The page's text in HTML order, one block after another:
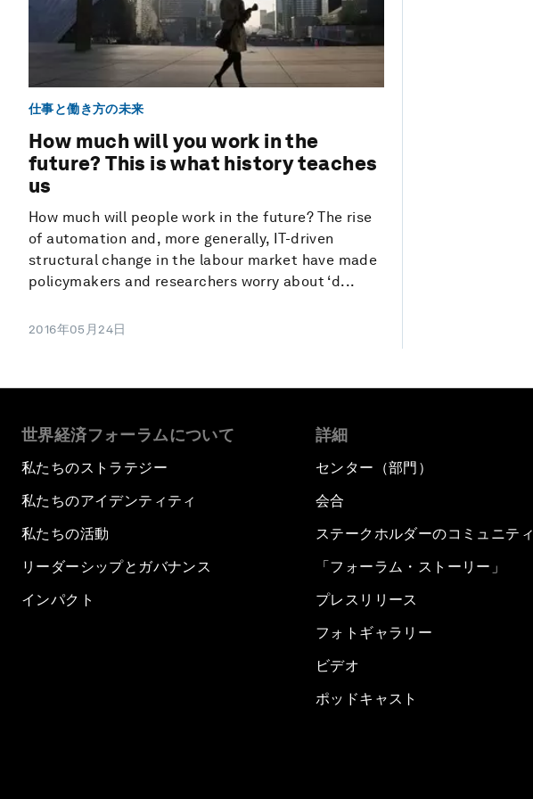
仕事と働き方の未来
How much will you work in the
future? This is what history teaches
us
How much will people work in the future? The rise
of automation and, more generally, IT-driven
structural change in the labour market have made
policymakers and researchers worry about ‘d...
2016年05月24日
世界経済フォーラムについて
私たちのストラテジー
私たちのアイデンティティ
私たちの活動
リーダーシップとガバナンス
インパクト
詳細
センター（部門）
会合
ステークホルダーのコミュニティ
「フォーラム・ストーリー」
プレスリリース
フォトギャラリー
ビデオ
ポッドキャスト